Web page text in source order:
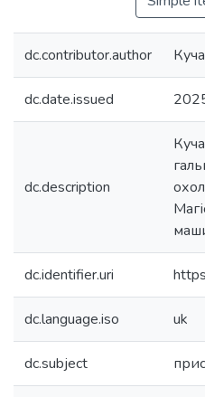
dc.contributor.author
dc.date.issued
dc.description
dc.identifier.uri
dc.language.iso uk
dc.subject